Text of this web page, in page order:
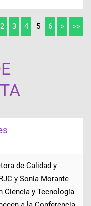
2 3 4 5 6 > >>
de Calidad y
y Sonia Morante
Ciencia y Tecnología